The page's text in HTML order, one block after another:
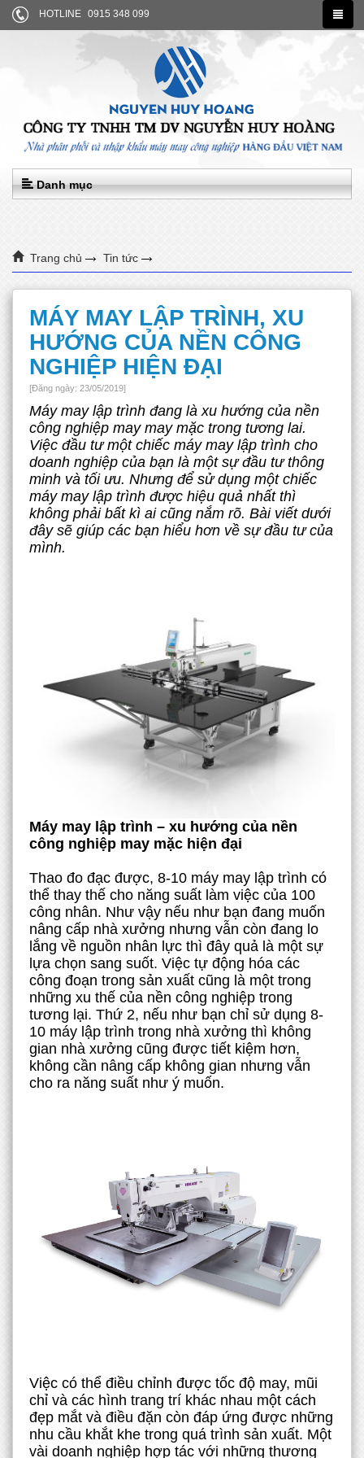
HOTLINE 0915 348 099
Danh mục
Trang chủ Tin tức
MÁY MAY LẬP TRÌNH, XU HƯỚNG CỦA NỀN CÔNG NGHIỆP
HIỆN ĐẠI
MÁY MAY LẬP TRÌNH, XU
HƯỚNG CỦA NỀN CÔNG
NGHIỆP HIỆN ĐẠI
[Đăng ngày: 23/05/2019]
Máy may lập trình đang là xu hướng của nền
công nghiệp may may mặc trong tương lai.
Việc đầu tư một chiếc máy may lập trình cho
doanh nghiệp của bạn là một sự đầu tư thông
minh và tối ưu. Nhưng để sử dụng một chiếc
máy may lập trình được hiệu quả nhất thì
không phải bất kì ai cũng nắm rõ. Bài viết dưới
đây sẽ giúp các bạn hiểu hơn về sự đầu tư của
mình.
Máy may lập trình – xu hướng của nền
công nghiệp may mặc hiện đại
Thao đo đạc được, 8-10 máy may lập trình có
thể thay thế cho năng suất làm việc của 100
công nhân. Như vậy nếu như bạn đang muốn
nâng cấp nhà xưởng nhưng vẫn còn đang lo
lắng về nguồn nhân lực thì đây quả là một sự
lựa chọn sang suốt. Việc tự động hóa các
công đoạn trong sản xuất cũng là một trong
những xu thế của nền công nghiệp trong
tương lại. Thứ 2, nếu như bạn chỉ sử dụng 8-
10 máy lập trình trong nhà xưởng thì không
gian nhà xưởng cũng được tiết kiệm hơn,
không cần nâng cấp không gian nhưng vẫn
cho ra năng suất như ý muốn.
Việc có thể điều chỉnh được tốc độ may, mũi
chỉ và các hình trang trí khác nhau một cách
đẹp mắt và điều đặn còn đáp ứng được những
nhu cầu khắt khe trong quá trình sản xuất. Một
vài doanh nghiệp hợp tác với những thương